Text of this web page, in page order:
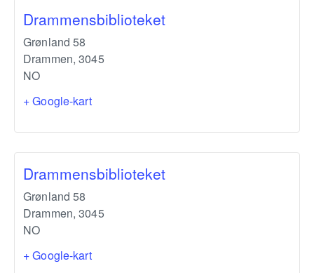
Drammensbiblioteket
Grønland 58
Drammen, 3045
NO
+ Google-kart
Drammensbiblioteket
Grønland 58
Drammen, 3045
NO
+ Google-kart